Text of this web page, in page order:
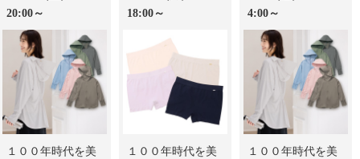
20:00～
１００年時代を美
18:00～
１００年時代を美
4:00～
１００年時代を美